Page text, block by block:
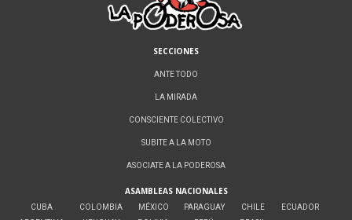
SECCIONES
ANTE TODO
LA MIRADA
CONSCIENTE COLECTIVO
SUBITE A LA MOTO
ASOCIATE A LA PODEROSA
ASAMBLEAS NACIONALES
CUBA
COLOMBIA
MÉXICO
PARAGUAY
CHILE
ECUADOR